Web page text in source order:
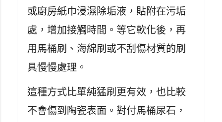
或廚房紙巾浸濕除垢液，貼附在污垢
處，增加接觸時間。等它軟化後，再
用馬桶刷、海綿刷或不刮傷材質的刷
具慢慢處理。
這種方式比單純猛刷更有效，也比較
不會傷到陶瓷表面。對付馬桶尿石，